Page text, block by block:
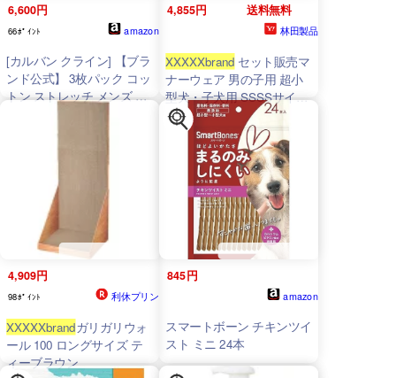
6,600円
66ﾎﾟｲﾝﾄ amazon
[カルバン クライン] 【ブラ
ンド公式】 3枚パック コッ
トン ストレッチ メンズ ブ
リーフ U2661 M
WHWBWHBLKGR998
4,855円 送料無料
林田製品
XXXXXbrand セット販売マ
ナーウェア 男の子用 超小
型犬・子犬用 SSSSサイズ
52枚×2コ
4,909円
98ﾎﾟｲﾝﾄ 利休プリン
XXXXXbrandガリガリウォ
ール 100 ロングサイズ テ
ィーブラウン
845円
amazon
スマートボーン チキンツイ
スト ミニ 24本